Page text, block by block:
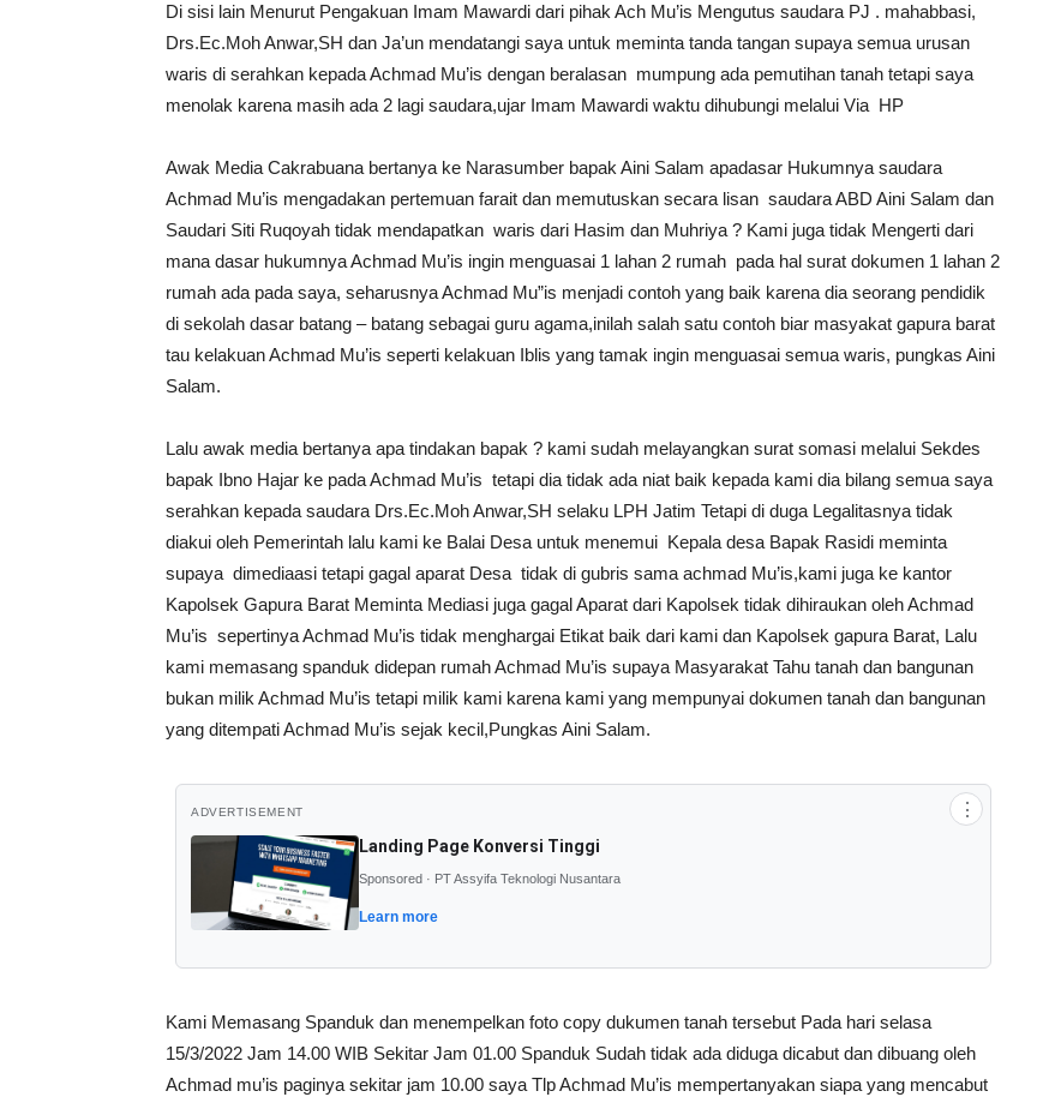
Di sisi lain Menurut Pengakuan Imam Mawardi dari pihak Ach Mu’is Mengutus saudara PJ . mahabbasi,
Drs.Ec.Moh Anwar,SH dan Ja’un mendatangi saya untuk meminta tanda tangan supaya semua urusan
waris di serahkan kepada Achmad Mu’is dengan beralasan mumpung ada pemutihan tanah tetapi saya
menolak karena masih ada 2 lagi saudara,ujar Imam Mawardi waktu dihubungi melalui Via HP
Awak Media Cakrabuana bertanya ke Narasumber bapak Aini Salam apadasar Hukumnya saudara
Achmad Mu’is mengadakan pertemuan farait dan memutuskan secara lisan saudara ABD Aini Salam dan
Saudari Siti Ruqoyah tidak mendapatkan waris dari Hasim dan Muhriya ? Kami juga tidak Mengerti dari
mana dasar hukumnya Achmad Mu’is ingin menguasai 1 lahan 2 rumah pada hal surat dokumen 1 lahan 2
rumah ada pada saya, seharusnya Achmad Mu”is menjadi contoh yang baik karena dia seorang pendidik
di sekolah dasar batang – batang sebagai guru agama,inilah salah satu contoh biar masyakat gapura barat
tau kelakuan Achmad Mu’is seperti kelakuan Iblis yang tamak ingin menguasai semua waris, pungkas Aini
Salam.
Lalu awak media bertanya apa tindakan bapak ? kami sudah melayangkan surat somasi melalui Sekdes
bapak Ibno Hajar ke pada Achmad Mu’is tetapi dia tidak ada niat baik kepada kami dia bilang semua saya
serahkan kepada saudara Drs.Ec.Moh Anwar,SH selaku LPH Jatim Tetapi di duga Legalitasnya tidak
diakui oleh Pemerintah lalu kami ke Balai Desa untuk menemui Kepala desa Bapak Rasidi meminta
supaya dimediaasi tetapi gagal aparat Desa tidak di gubris sama achmad Mu’is,kami juga ke kantor
Kapolsek Gapura Barat Meminta Mediasi juga gagal Aparat dari Kapolsek tidak dihiraukan oleh Achmad
Mu’is sepertinya Achmad Mu’is tidak menghargai Etikat baik dari kami dan Kapolsek gapura Barat, Lalu
kami memasang spanduk didepan rumah Achmad Mu’is supaya Masyarakat Tahu tanah dan bangunan
bukan milik Achmad Mu’is tetapi milik kami karena kami yang mempunyai dokumen tanah dan bangunan
yang ditempati Achmad Mu’is sejak kecil,Pungkas Aini Salam.
ADVERTISEMENT ⋮
Landing Page Konversi Tinggi
Sponsored · PT Assyifa Teknologi Nusantara
Learn more
Kami Memasang Spanduk dan menempelkan foto copy dukumen tanah tersebut Pada hari selasa
15/3/2022 Jam 14.00 WIB Sekitar Jam 01.00 Spanduk Sudah tidak ada diduga dicabut dan dibuang oleh
Achmad mu’is paginya sekitar jam 10.00 saya Tlp Achmad Mu’is mempertanyakan siapa yang mencabut